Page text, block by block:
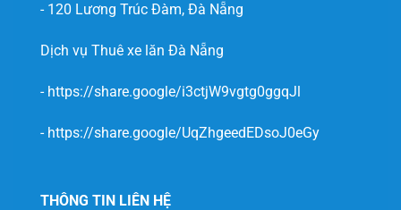
- 120 Lương Trúc Đàm, Đà Nẵng
Dịch vụ Thuê xe lăn Đà Nẵng
- https://share.google/i3ctjW9vgtg0ggqJl
- https://share.google/UqZhgeedEDsoJ0eGy
THÔNG TIN LIÊN HỆ